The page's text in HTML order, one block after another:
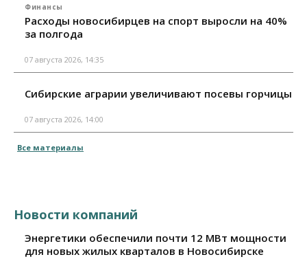
Финансы
Расходы новосибирцев на спорт выросли на 40%
за полгода
07 августа 2026, 14:35
Сибирские аграрии увеличивают посевы горчицы
07 августа 2026, 14:00
Все материалы
Новости компаний
Энергетики обеспечили почти 12 МВт мощности
для новых жилых кварталов в Новосибирске